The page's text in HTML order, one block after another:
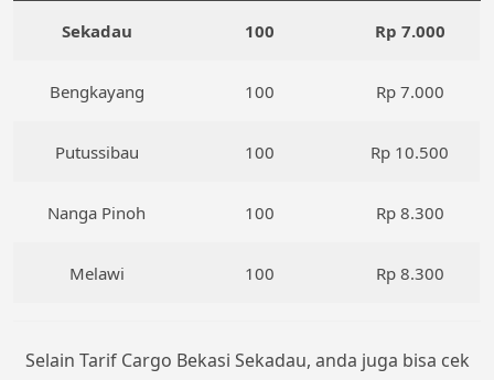
Sekadau 100 Rp 7.000
Bengkayang 100 Rp 7.000
Putussibau 100 Rp 10.500
Nanga Pinoh 100 Rp 8.300
Melawi 100 Rp 8.300
Selain Tarif Cargo Bekasi Sekadau, anda juga bisa cek